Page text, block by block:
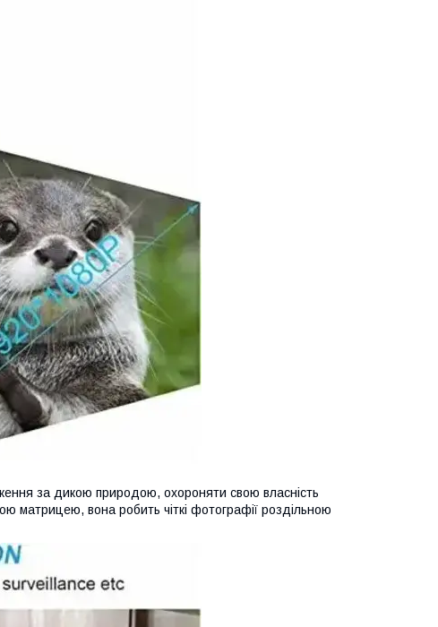
за дикою природою, охороняти свою власність
матрицею, вона робить чіткі фотографії роздільною